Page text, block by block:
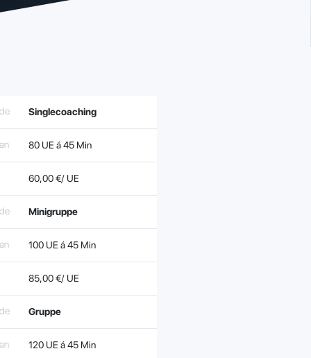
Singlecoaching
80 UE á 45 Min
60,00 €/ UE
Minigruppe
100 UE á 45 Min
85,00 €/ UE
Gruppe
120 UE á 45 Min